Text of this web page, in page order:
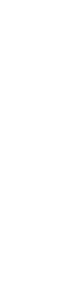
Resmi Naik Jadi